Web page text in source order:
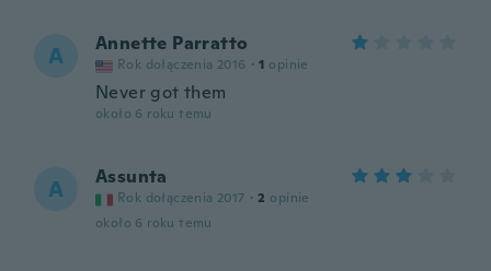
A Annette Parratto
Rok dołączenia 2016 · 1 opinie
Never got them
około 6 roku temu
A Assunta
Rok dołączenia 2017 · 2 opinie
około 6 roku temu